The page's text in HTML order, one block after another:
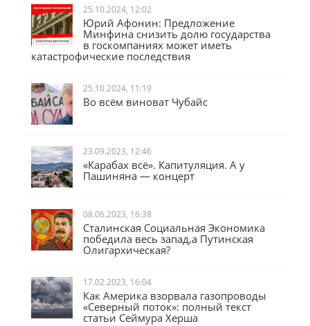
25.10.2024, 12:02
Юрий Афонин: Предложение
Минфина снизить долю государства
в госкомпаниях может иметь
катастрофические последствия
25.10.2024, 11:19
Во всём виноват Чубайс
23.09.2023, 12:46
«Карабах всё». Капитуляция. А у
Пашиняна — концерт
08.06.2023, 16:38
Сталинская Социальная Экономика
победила весь запад,а Путинская
Олигархическая?
17.02.2023, 16:04
Как Америка взорвала газопроводы
«Северный поток»: полный текст
статьи Сеймура Херша